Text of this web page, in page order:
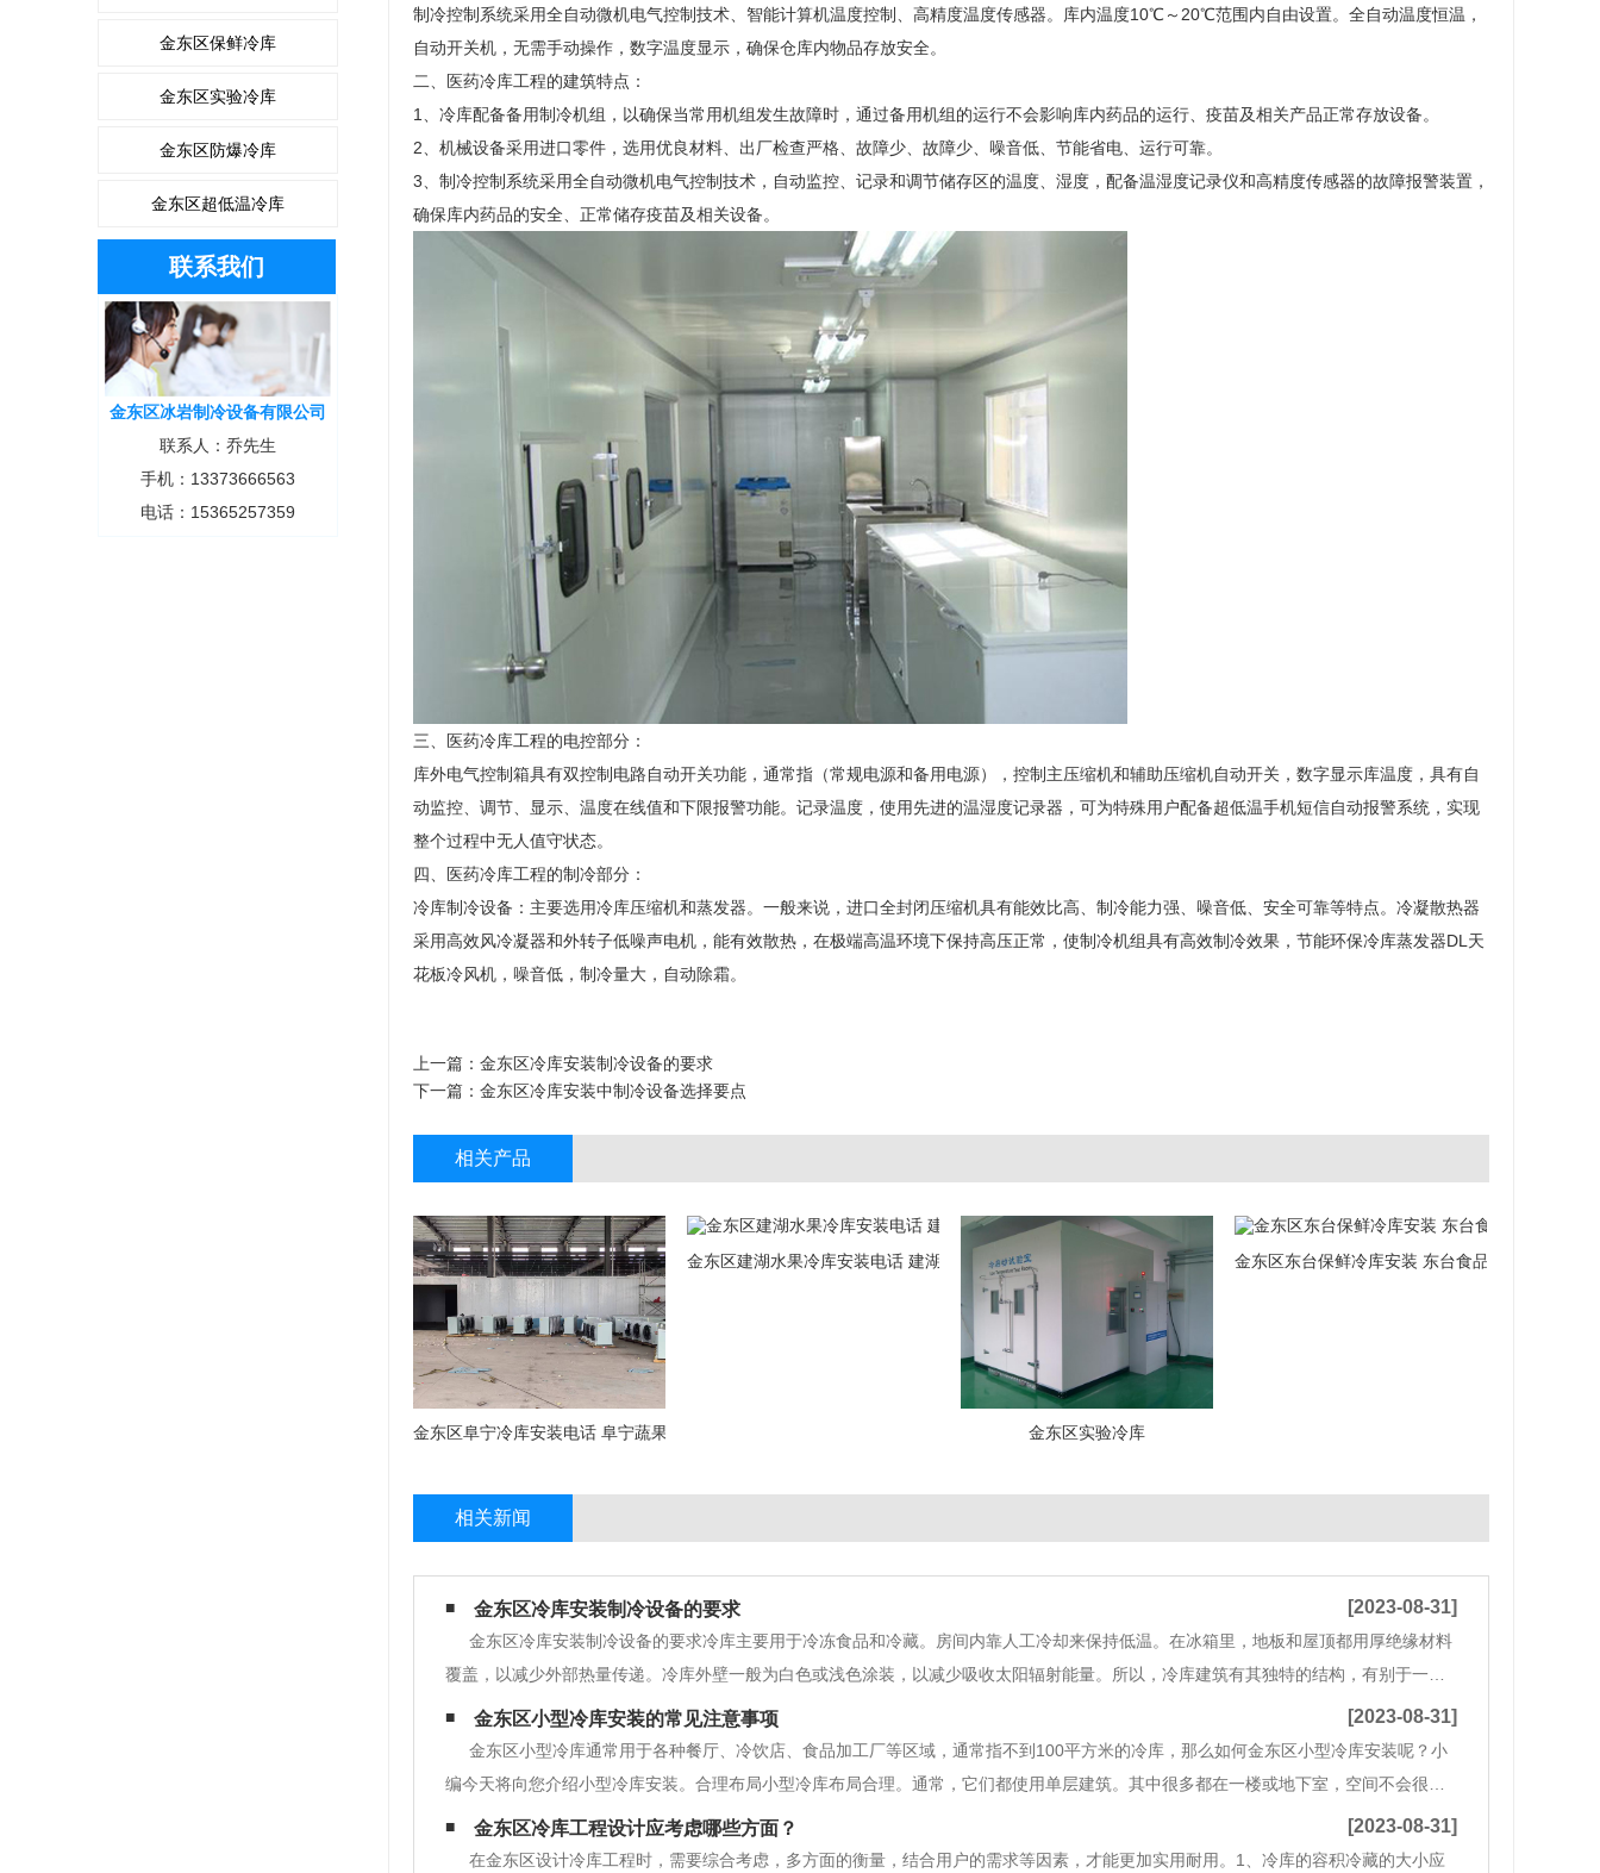
金东区保鲜冷库
金东区实验冷库
金东区防爆冷库
金东区超低温冷库
联系我们
金东区冰岩制冷设备有限公司
联系人：乔先生
手机：13373666563
电话：15365257359
制冷控制系统采用全自动微机电气控制技术、智能计算机温度控制、高精度温度传感器。库内温度10℃～20℃范围内自由设置。全自动温度恒温，
自动开关机，无需手动操作，数字温度显示，确保仓库内物品存放安全。
二、医药冷库工程的建筑特点：
1、冷库配备备用制冷机组，以确保当常用机组发生故障时，通过备用机组的运行不会影响库内药品的运行、疫苗及相关产品正常存放设备。
2、机械设备采用进口零件，选用优良材料、出厂检查严格、故障少、故障少、噪音低、节能省电、运行可靠。
3、制冷控制系统采用全自动微机电气控制技术，自动监控、记录和调节储存区的温度、湿度，配备温湿度记录仪和高精度传感器的故障报警装置，
确保库内药品的安全、正常储存疫苗及相关设备。
三、医药冷库工程的电控部分：
库外电气控制箱具有双控制电路自动开关功能，通常指（常规电源和备用电源），控制主压缩机和辅助压缩机自动开关，数字显示库温度，具有自
动监控、调节、显示、温度在线值和下限报警功能。记录温度，使用先进的温湿度记录器，可为特殊用户配备超低温手机短信自动报警系统，实现
整个过程中无人值守状态。
四、医药冷库工程的制冷部分：
冷库制冷设备：主要选用冷库压缩机和蒸发器。一般来说，进口全封闭压缩机具有能效比高、制冷能力强、噪音低、安全可靠等特点。冷凝散热器
采用高效风冷凝器和外转子低噪声电机，能有效散热，在极端高温环境下保持高压正常，使制冷机组具有高效制冷效果，节能环保冷库蒸发器DL天
花板冷风机，噪音低，制冷量大，自动除霜。
上一篇： 金东区冷库安装制冷设备的要求
下一篇： 金东区冷库安装中制冷设备选择要点
相关产品
金东区阜宁冷库安装电话 阜宁蔬果 冷库安装 阜宁大型冷库建造
金东区建湖水果冷库安装电话 建湖冷库安装公司
金东区实验冷库
金东区东台保鲜冷库安装 东台食品冷库设计
相关新闻
金东区冷库安装制冷设备的要求 [2023-08-31]
金东区冷库安装制冷设备的要求冷库主要用于冷冻食品和冷藏。房间内靠人工冷却来保持低温。在冰箱里，地板和屋顶都用厚绝缘材料
覆盖，以减少外部热量传递。冷库外壁一般为白色或浅色涂装，以减少吸收太阳辐射能量。所以，冷库建筑有其独特的结构，有别于一般
的工业与民用建筑。冷库安装要防止蒸汽的扩散和空气的渗入。因外部空气的侵入，不仅冷气消耗增加，而且把水带到仓库。水分的冷凝
会造成建筑物特别是隔热结构受潮、冻结和损坏
金东区小型冷库安装的常见注意事项 [2023-08-31]
金东区小型冷库通常用于各种餐厅、冷饮店、食品加工厂等区域，通常指不到100平方米的冷库，那么如何金东区小型冷库安装呢？小
编今天将向您介绍小型冷库安装。合理布局小型冷库布局合理。通常，它们都使用单层建筑。其中很多都在一楼或地下室，空间不会很
大，储存的产品也不会很多。它们属于立即使用的类型。通常，所有的产品都是手动搬运的。产品进出冷库，进出频繁。常见的是水果蔬
菜店、小型食品、肉类批发商等。因此，在设计
金东区冷库工程​设计应考虑哪些方面？ [2023-08-31]
在金东区设计冷库工程时，需要综合考虑，多方面的衡量，结合用户的需求等因素，才能更加实用耐用。1、冷库的容积冷藏的大小应